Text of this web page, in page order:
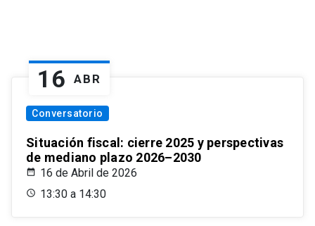
16 ABR
Conversatorio
Situación fiscal: cierre 2025 y perspectivas
de mediano plazo 2026–2030
16 de Abril de 2026
13:30 a 14:30